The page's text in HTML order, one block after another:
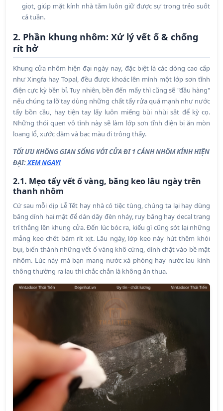
giọt, giúp mặt kính nhà tắm luôn giữ được sự trong trẻo suốt
cả tuần.
2. Phần khung nhôm: Xử lý vết ố & chống
rít hở
Khung cửa nhôm hiện đại ngày nay, đặc biệt là các dòng cao cấp
như Xingfa hay Topal, đều được khoác lên mình một lớp sơn tĩnh
điện cực kỳ bền bỉ. Tuy nhiên, bền đến mấy thì cũng sẽ "đầu hàng"
nếu chúng ta lỡ tay dùng những chất tẩy rửa quá mạnh như nước
tẩy bồn cầu, hay tiện tay lấy luôn miếng bùi nhùi sắt để kỳ cọ.
Những thói quen vô tình này sẽ làm lớp sơn tĩnh điện bị ăn mòn
loang lổ, xước dăm và bạc màu đi trông thấy.
TỐI ƯU KHÔNG GIAN SỐNG VỚI CỬA ĐI 1 CÁNH NHÔM KÍNH HIỆN
ĐẠI:XEM NGAY!
2.1. Mẹo tẩy vết ố vàng, băng keo lâu ngày trên
thanh nhôm
Cứ sau mỗi dịp Lễ Tết hay nhà có tiệc tùng, chúng ta lại hay dùng
băng dính hai mặt để dán dây đèn nháy, ruy băng hay decal trang
trí thẳng lên khung cửa. Đến lúc bóc ra, kiểu gì cũng sót lại những
mảng keo chết bám rít xịt. Lâu ngày, lớp keo này hút thêm khói
bụi, biến thành những vết ố vàng khô cứng, dính chặt vào bề mặt
nhôm. Lúc này mà bạn mang nước xà phòng hay nước lau kính
thông thường ra lau thì chắc chắn là không ăn thua.